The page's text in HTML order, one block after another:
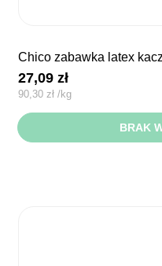
chico zabawka latex
27,09zł
90,30 zł /kg
BRAK